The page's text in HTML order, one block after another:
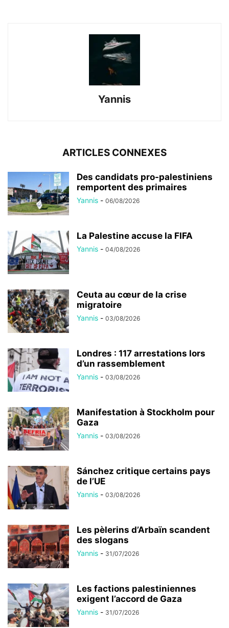
Yannis
ARTICLES CONNEXES
Des candidats pro-palestiniens
remportent des primaires
Yannis - 06/08/2026
La Palestine accuse la FIFA
Yannis - 04/08/2026
Ceuta au cœur de la crise
migratoire
Yannis - 03/08/2026
Londres : 117 arrestations lors
d’un rassemblement
Yannis - 03/08/2026
Manifestation à Stockholm pour
Gaza
Yannis - 03/08/2026
Sánchez critique certains pays
de l’UE
Yannis - 03/08/2026
Les pèlerins d’Arbaïn scandent
des slogans
Yannis - 31/07/2026
Les factions palestiniennes
exigent l’accord de Gaza
Yannis - 31/07/2026